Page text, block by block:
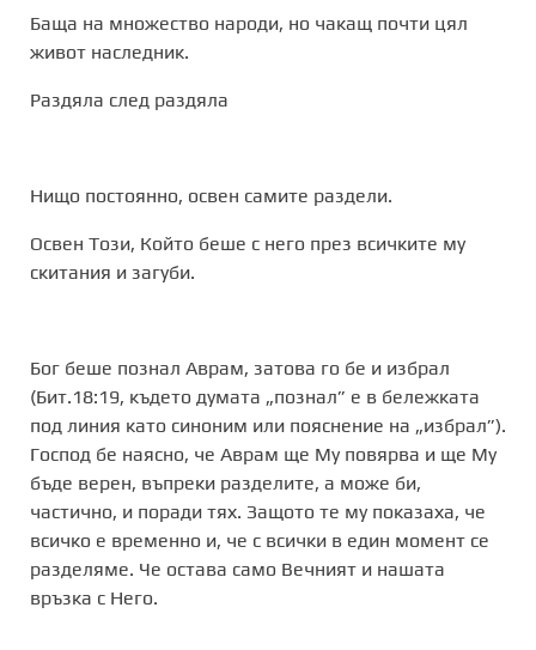
Баща на множество народи, но чакащ почти цял
живот наследник.
Раздяла след раздяла
Нищо постоянно, освен самите раздели.
Освен Този, Който беше с него през всичките му
скитания и загуби.
Бог беше познал Аврам, затова го бе и избрал
(Бит.18:19, където думата „познал” е в бележката
под линия като синоним или пояснение на „избрал”).
Господ бе наясно, че Аврам ще Му повярва и ще Му
бъде верен, въпреки разделите, а може би,
частично, и поради тях. Защото те му показаха, че
всичко е временно и, че с всички в един момент се
разделяме. Че остава само Вечният и нашата
връзка с Него.